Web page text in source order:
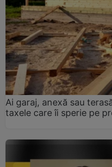
Ai garaj, anexă sau
taxele care îi sperie pe